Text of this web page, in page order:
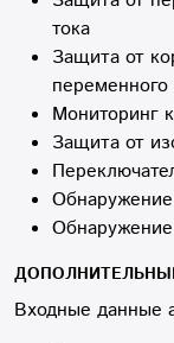
тока
Защита от
переменного
Мониторинг
Защита от
Обнаружение
Входные данные